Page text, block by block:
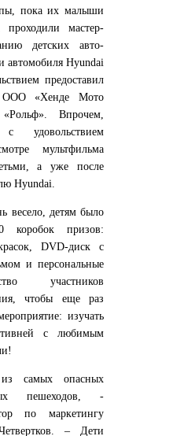
пока их малыши
мастер-
детских авто-
автомобиля Hyundai
предоставил
ООО «Хенде Мото
Впрочем,
удовольствием
мультфильма
а уже после
Hyundai.
весело, детям было
коробок призов:
DVD-диск с
и персональные
участников
чтобы еще раз
изучать
с любимым
самых опасных
пешеходов, -
по маркетингу
– Дети